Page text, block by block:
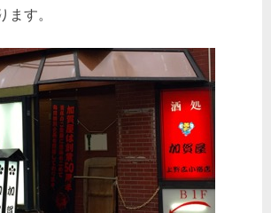
す。